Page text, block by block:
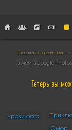
Главная страница →
в мем в Google Photos
Теперь вы
Уроки фото
Юмор